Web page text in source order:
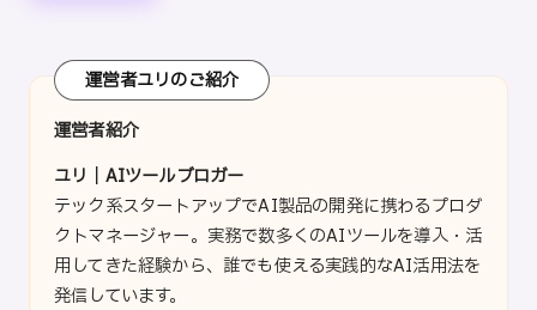
運営者ユリのご紹介
運営者紹介
ユリ｜AIツールブロガー
テック系スタートアップでAI製品の開発に携わるプロダ
クトマネージャー。実務で数多くのAIツールを導入・活
用してきた経験から、誰でも使える実践的なAI活用法を
発信しています。